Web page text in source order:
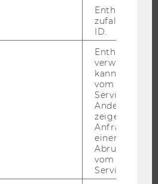
Enthält eine
ID.
Enthält ein
verwendet
kann, um
vom AMP-
Service
Andere
zeigen Opt-
Anfrage im
einen Fehler
Abrufen
vom AMP
Service an.